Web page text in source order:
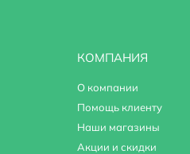
КОМПАНИЯ
О компании
Помощь клиенту
Наши магазины
Акции и скидки